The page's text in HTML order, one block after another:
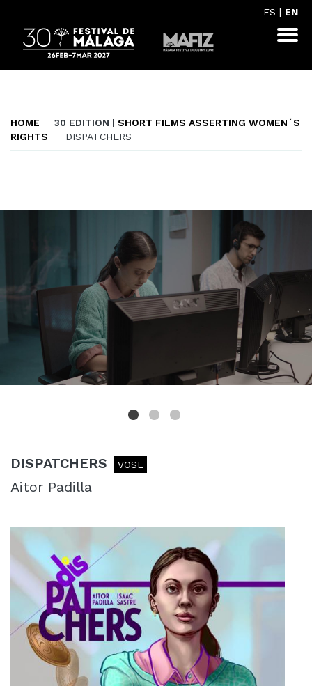
ES | EN
HOME 30 EDITION | SHORT FILMS ASSERTING WOMEN´S
RIGHTS
DISPATCHERS
DISPATCHERS VOSE
Aitor Padilla